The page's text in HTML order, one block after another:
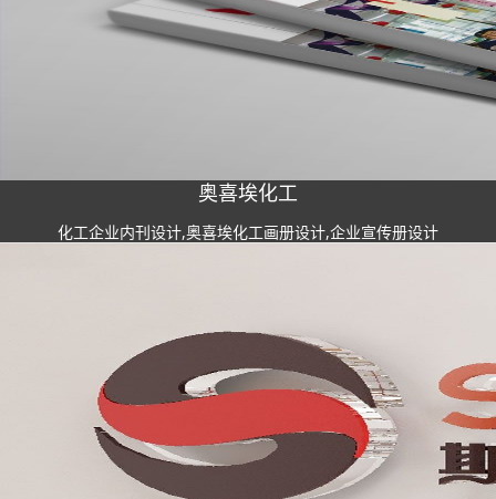
奥喜埃化工
化工企业内刊设计,奥喜埃化工画册设计,企业宣传册设计